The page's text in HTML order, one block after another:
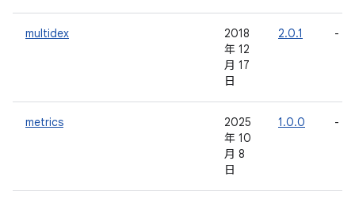
multidex
2018
年 12
月 17
日
2.0.1 -
metrics
2025
年 10
月 8
日
1.0.0 -